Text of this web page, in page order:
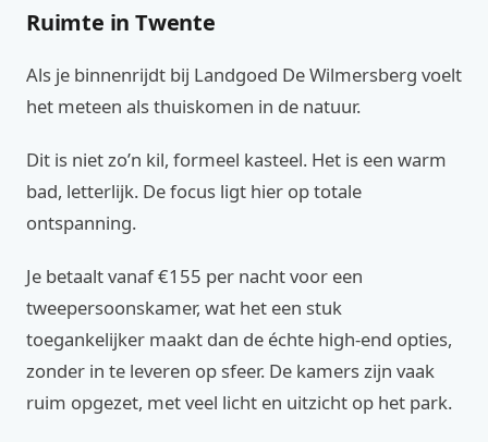
Ruimte in Twente
Als je binnenrijdt bij Landgoed De Wilmersberg voelt
het meteen als thuiskomen in de natuur.
Dit is niet zo’n kil, formeel kasteel. Het is een warm
bad, letterlijk. De focus ligt hier op totale
ontspanning.
Je betaalt vanaf €155 per nacht voor een
tweepersoonskamer, wat het een stuk
toegankelijker maakt dan de échte high-end opties,
zonder in te leveren op sfeer. De kamers zijn vaak
ruim opgezet, met veel licht en uitzicht op het park.